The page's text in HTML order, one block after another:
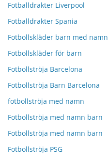
Fotballdrakter Liverpool
Fotballdrakter Spania
Fotbollskläder barn med namn
Fotbollskläder för barn
Fotbollströja Barcelona
Fotbollströja Barn Barcelona
fotbollströja med namn
Fotbollströja med namn barn
Fotbollströja med namn barn
Fotbollströja PSG